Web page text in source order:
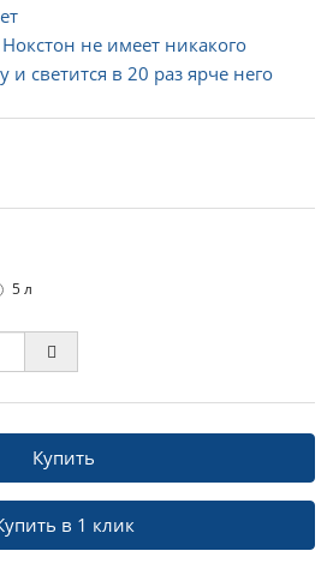
Нокстон не имеет никакого
светится в 20 раз ярче него
5 л
Купить
в 1 клик